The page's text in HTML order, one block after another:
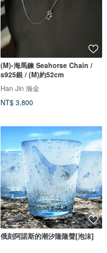
(M)-海馬鍊 Seahorse Chain /
s925銀 / (M)約52cm
Han Jin 瀚金
NT$ 3,800
俄刻阿諾斯的潮汐隆隆聲[泡沫]